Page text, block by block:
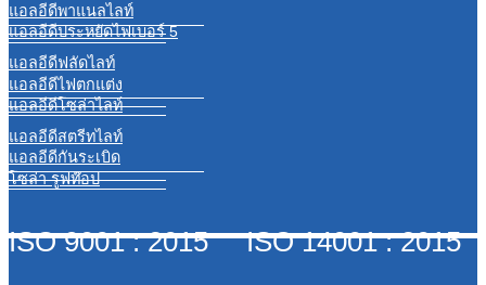
แอลอีดีพาแนลไลท์
แอลอีดีประหยัดไฟเบอร์ 5
แอลอีดีฟลัดไลท์
แอลอีดีไฟตกแต่ง
แอลอีดีโซล่าไลท์
แอลอีดีสตรีทไลท์
แอลอีดีกันระเบิด
โซล่า รูฟท๊อป
ISO 9001 : 2015 ISO 14001 : 2015